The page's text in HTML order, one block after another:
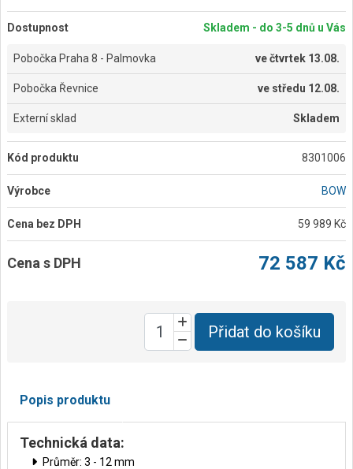
Dostupnost Skladem - do 3-5 dnů u Vás
Pobočka Praha 8 - Palmovka večtvrtek 13.08.
Pobočka Řevnice ve středu 12.08.
Externí sklad Skladem
Kód produktu 8301006
Výrobce BOW
Cena bez DPH 59 989 Kč
Cena s DPH 72 587 Kč
Přidat do košíku
Popis produktu
Technická data:
Průměr: 3 - 12 mm